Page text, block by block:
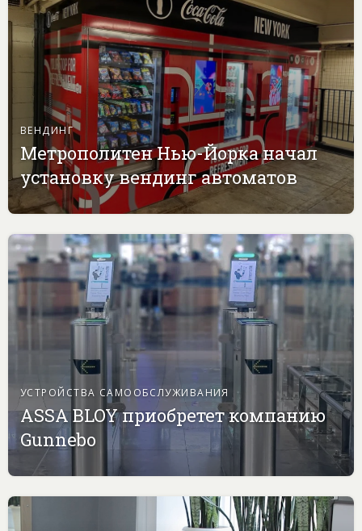
ВЕНДИНГ
Метрополитен Нью-Йорка начал
установку вендинг автоматов
УСТРОЙСТВА САМООБСЛУЖИВАНИЯ
ASSA BLOY приобретет компанию
Gunnebo